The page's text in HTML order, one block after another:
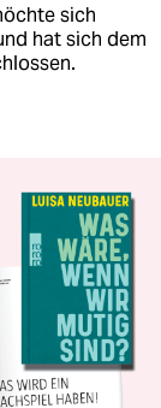
sich
hat sich dem